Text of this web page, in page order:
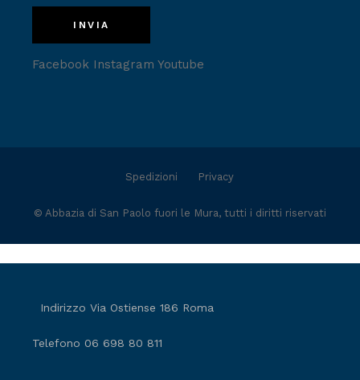
INVIA
Facebook Instagram Youtube
Spedizioni Privacy
© Abbazia di San Paolo fuori le Mura, tutti i diritti riservati
IndirizzoVia Ostiense 186 Roma
Telefono06 698 80 811